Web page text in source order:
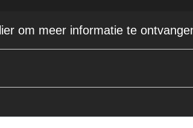
om meer informatie te